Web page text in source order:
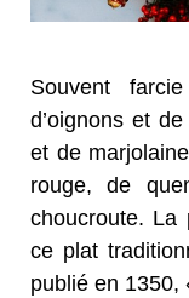
Souvent
d’oignons et
et de
rouge, de
choucroute. La
ce plat
publié en 1350,